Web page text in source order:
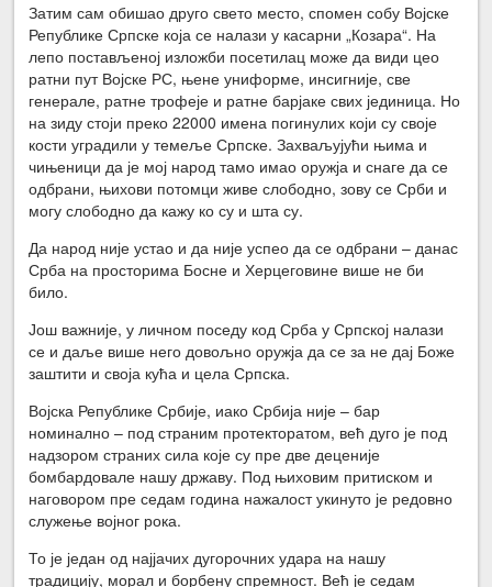
Затим сам обишао друго свето место, спомен собу Војске
Републике Српске која се налази у касарни „Козара“. На
лепо постављеној изложби посетилац може да види цео
ратни пут Војске РС, њене униформе, инсигније, све
генерале, ратне трофеје и ратне барјаке свих јединица. Но
на зиду стоји преко 22000 имена погинулих који су своје
кости уградили у темеље Српске. Захваљујући њима и
чињеници да је мој народ тамо имао оружја и снаге да се
одбрани, њихови потомци живе слободно, зову се Срби и
могу слободно да кажу ко су и шта су.
Да народ није устао и да није успео да се одбрани – данас
Срба на просторима Босне и Херцеговине више не би
било.
Још важније, у личном поседу код Срба у Српској налази
се и даље више него довољно оружја да се за не дај Боже
заштити и своја кућа и цела Српска.
Војска Републике Србије, иако Србија није – бар
номинално – под страним протекторатом, већ дуго је под
надзором страних сила које су пре две деценије
бомбардовале нашу државу. Под њиховим притиском и
наговором пре седам година нажалост укинуто је редовно
служење војног рока.
То је један од најјачих дугорочних удара на нашу
традицију, морал и борбену спремност. Већ је седам